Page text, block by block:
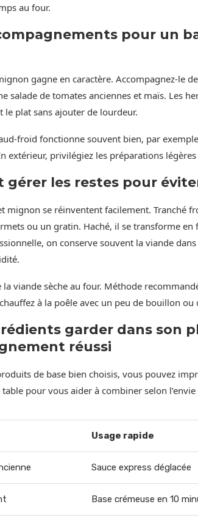
au four.
pour un
gagne en caractère. Accompagnez-le
salade de tomates anciennes et maïs. Les
le plat sans ajouter de lourdeur.
froid fonctionne souvent bien, par
extérieur, privilégiez les préparations
gérer les restes pour
mignon se réinventent facilement. Tranché
ou un gratin. Haché, il se transforme
on conserve souvent la viande
la viande sèche au four. Méthode
à la poêle avec un peu de bouillon ou
garder dans son
réussi
de base bien choisis, vous pouvez
pour vous aider à combiner selon
Usage rapide
Sauce express déglacée
Base crémeuse en 10